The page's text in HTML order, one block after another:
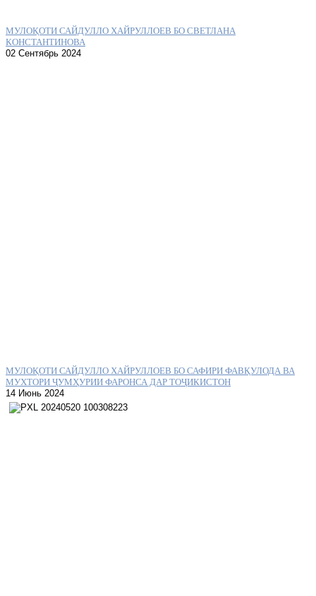
МУЛОҚОТИ САЙДУЛЛО ХАЙРУЛЛОЕВ БО СВЕТЛАНА
КОНСТАНТИНОВА
02 Сентябрь 2024
МУЛОҚОТИ САЙДУЛЛО ХАЙРУЛЛОЕВ БО САФИРИ ФАВҚУЛОДА ВА
МУХТОРИ ҶУМҲУРИИ ФАРОНСА ДАР ТОҶИКИСТОН
14 Июнь 2024